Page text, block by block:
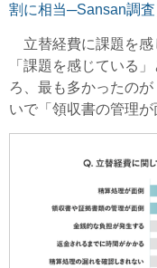
割に相当─Sansan調査
立替経費に課題を感
「課題を感じている
ろ、最も多かったの
いで「領収書の管理